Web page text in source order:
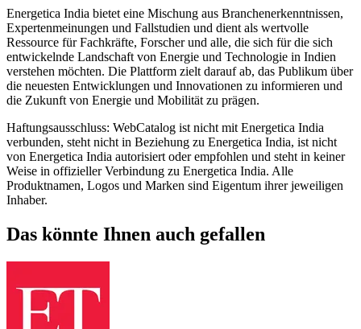
Energetica India bietet eine Mischung aus Branchenerkenntnissen,
Expertenmeinungen und Fallstudien und dient als wertvolle
Ressource für Fachkräfte, Forscher und alle, die sich für die sich
entwickelnde Landschaft von Energie und Technologie in Indien
verstehen möchten. Die Plattform zielt darauf ab, das Publikum über
die neuesten Entwicklungen und Innovationen zu informieren und
die Zukunft von Energie und Mobilität zu prägen.
Haftungsausschluss: WebCatalog ist nicht mit Energetica India
verbunden, steht nicht in Beziehung zu Energetica India, ist nicht
von Energetica India autorisiert oder empfohlen und steht in keiner
Weise in offizieller Verbindung zu Energetica India. Alle
Produktnamen, Logos und Marken sind Eigentum ihrer jeweiligen
Inhaber.
Das könnte Ihnen auch gefallen